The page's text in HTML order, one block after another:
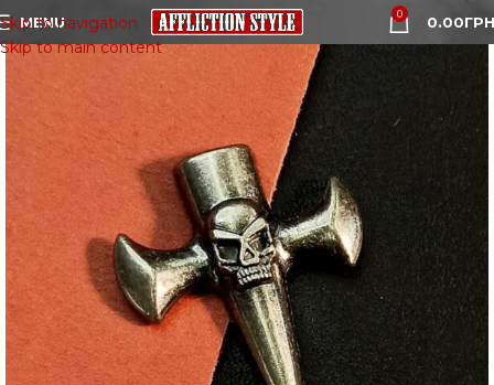
Skip to navigation
Skip to main content
MENU 0 0.00